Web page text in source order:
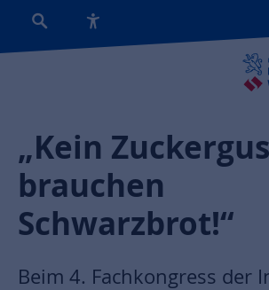
„Kein
brauchen
Schwarzbrot!“
Beim 4. Fachkongress der